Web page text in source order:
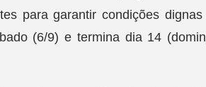
para garantir condições
(6/9) e termina dia 14